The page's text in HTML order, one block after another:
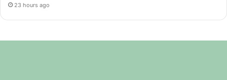
23 hours ago